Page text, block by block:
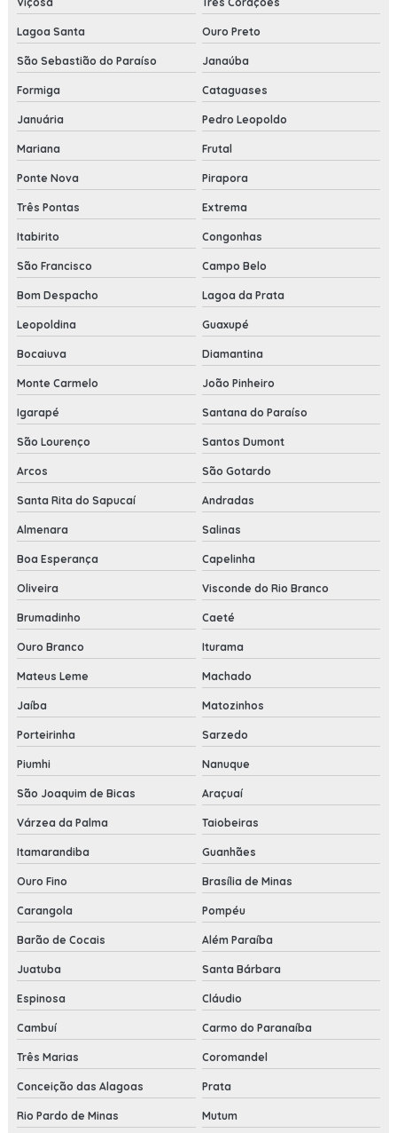
Lagoa Santa Ouro Preto
São Sebastião do Paraíso Janaúba
Formiga Cataguases
Januária Pedro Leopoldo
Mariana Frutal
Ponte Nova Pirapora
Três Pontas Extrema
Itabirito Congonhas
São Francisco Campo Belo
Bom Despacho Lagoa da Prata
Leopoldina Guaxupé
Bocaiuva Diamantina
Monte Carmelo João Pinheiro
Igarapé Santana do Paraíso
São Lourenço Santos Dumont
Arcos São Gotardo
Santa Rita do Sapucaí Andradas
Almenara Salinas
Boa Esperança Capelinha
Oliveira Visconde do Rio Branco
Brumadinho Caeté
Ouro Branco Iturama
Mateus Leme Machado
Jaíba Matozinhos
Porteirinha Sarzedo
Piumhi Nanuque
São Joaquim de Bicas Araçuaí
Várzea da Palma Taiobeiras
Itamarandiba Guanhães
Ouro Fino Brasília de Minas
Carangola Pompéu
Barão de Cocais Além Paraíba
Juatuba Santa Bárbara
Espinosa Cláudio
Cambuí Carmo do Paranaíba
Três Marias Coromandel
Conceição das Alagoas Prata
Rio Pardo de Minas Mutum